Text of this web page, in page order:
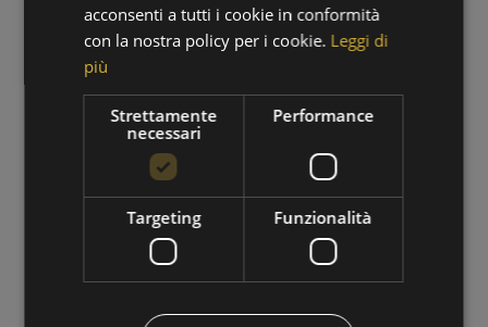
PERIODO DI ESCURSIONI
01/09/2026 - 30/09/2026
VAI ALL'OFFERTA
acconsenti a tutti i cookie in conformità
con la nostra policy per i cookie. Leggi di
più
Strettamente
necessari
Performance
Targeting Funzionalità